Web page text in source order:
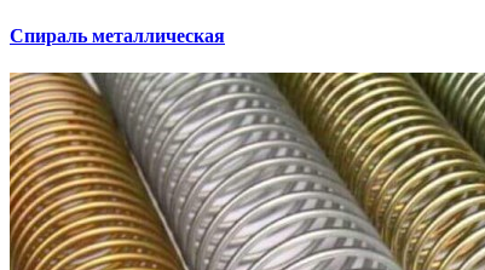
Спираль металлическая